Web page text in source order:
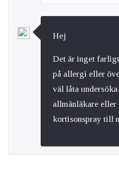
Hej
Det är inget
på allergi eller
väl låta
allmänläkare eller
kortisonspray till